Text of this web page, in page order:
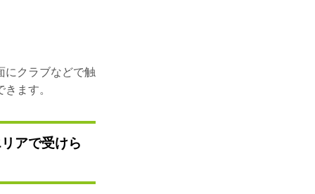
にクラブなどで触
ます。
アで受けら